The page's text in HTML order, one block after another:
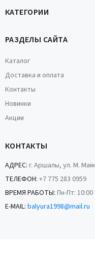
КАТЕГОРИИ
РАЗДЕЛЫ САЙТА
Каталог
Доставка и оплата
Контакты
Новинки
Акции
КОНТАКТЫ
АДРЕС: г. Аршалы, ул. М.
ТЕЛЕФОН: +7 775 283 0959
ВРЕМЯ РАБОТЫ: Пн-Пт:
E-MAIL: balyura1998@mail.ru